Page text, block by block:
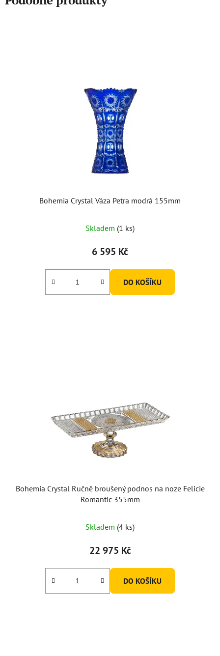
Bohemia Crystal Váza Petra modrá 155mm
hodnocení
produktu
5,0
Skladem (1 ks)
6 595 Kč
DO KOŠÍKU
Bohemia Crystal Ručně broušený podnos na noze Felicie
Romantic 355mm
Skladem (4 ks)
22 975 Kč
DO KOŠÍKU